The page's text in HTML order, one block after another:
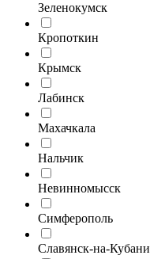
Зеленокумск
Кропоткин
Крымск
Лабинск
Махачкала
Нальчик
Невинномысск
Симферополь
Славянск-на-Кубани